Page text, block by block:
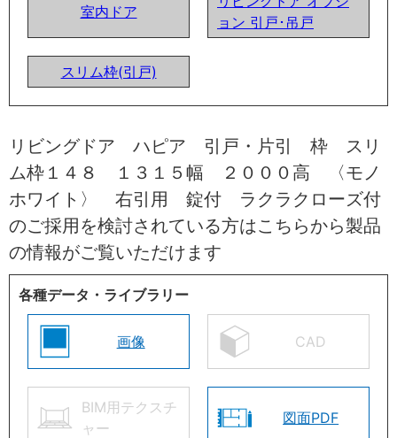
室内ドア
ョン 引戸･吊戸
スリム枠(引戸)
リビングドア ハピア 引戸・片引 枠 スリ
ム枠１４８ １３１５幅 ２０００高 〈モノ
ホワイト〉 右引用 錠付 ラクラクローズ付
のご採用を検討されている方はこちらから製品
の情報がご覧いただけます
各種データ・ライブラリー
画像 CAD
BIM用テクスチ
ャー
図面PDF